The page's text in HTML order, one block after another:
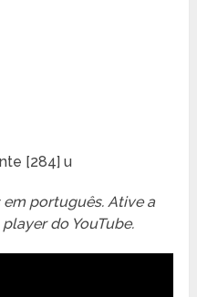
[284] u
português. Ative a
do YouTube.